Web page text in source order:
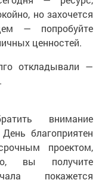
но захочется
— попробуйте
ценностей.
откладывали —
внимание
благоприятен
проектом,
вы получите
покажется